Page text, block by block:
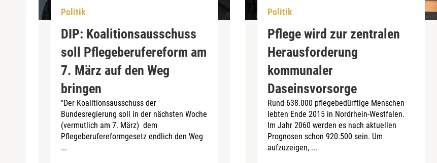
Politik
DIP: Koalitionsausschuss
soll Pflegeberufereform am
7. März auf den Weg
bringen
"Der Koalitionsausschuss der
Bundesregierung soll in der nächsten Woche
(vermutlich am 7. März) dem
Pflegeberufereformgesetz endlich den Weg
...
Politik
Pflege wird zur zentralen
Herausforderung
kommunaler
Daseinsvorsorge
Rund 638.000 pflegebedürftige Menschen
lebten Ende 2015 in Nordrhein-Westfalen.
Im Jahr 2060 werden es nach aktuellen
Prognosen schon 920.500 sein. Um
aufzuzeigen, ...